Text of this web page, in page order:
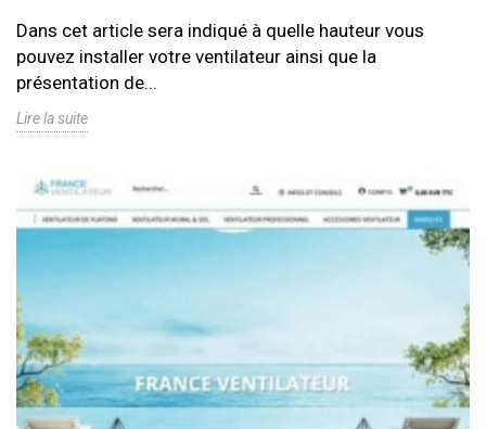
Dans cet article sera indiqué à quelle hauteur vous
pouvez installer votre ventilateur ainsi que la
présentation de...
Lire la suite